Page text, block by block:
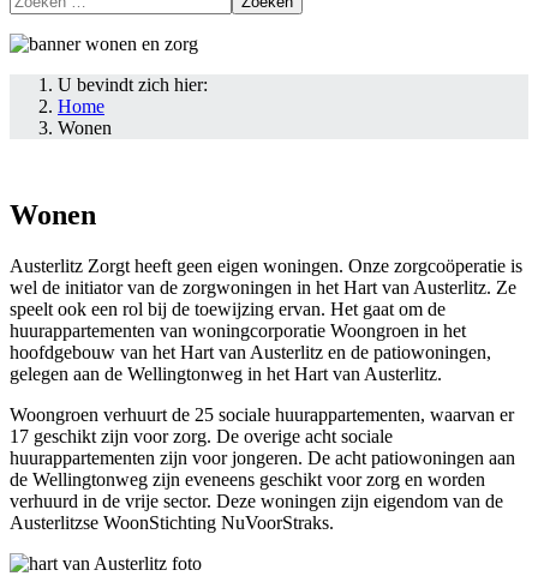
U bevindt zich hier:
Home
Wonen
Wonen
Austerlitz Zorgt heeft geen eigen woningen. Onze zorgcoöperatie is
wel de initiator van de zorgwoningen in het Hart van Austerlitz. Ze
speelt ook een rol bij de toewijzing ervan. Het gaat om de
huurappartementen van woningcorporatie Woongroen in het
hoofdgebouw van het Hart van Austerlitz en de patiowoningen,
gelegen aan de Wellingtonweg in het Hart van Austerlitz.
Woongroen verhuurt de 25 sociale huurappartementen, waarvan er
17 geschikt zijn voor zorg. De overige acht sociale
huurappartementen zijn voor jongeren. De acht patiowoningen aan
de Wellingtonweg zijn eveneens geschikt voor zorg en worden
verhuurd in de vrije sector. Deze woningen zijn eigendom van de
Austerlitzse WoonStichting NuVoorStraks.